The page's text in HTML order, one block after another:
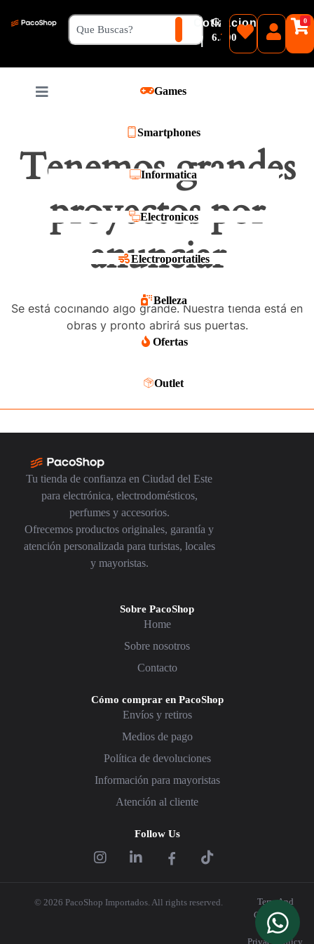
Cotizacion
|
₲
6.500Guaranies
0
Games
Smartphones
Informatica
Electronicos
Electroportatiles
Belleza
Ofertas
Outlet
Tenemos grandes
proyectos por
anunciar
Se está cocinando algo grande. Nuestra tienda está en
obras y pronto abrirá sus puertas.
Tu tienda de confianza en Ciudad del Este
para electrónica, electrodomésticos,
perfumes y accesorios.
Ofrecemos productos originales, garantía y
atención personalizada para turistas, locales
y mayoristas.
Sobre PacoShop
Home
Sobre nosotros
Contacto
Cómo comprar en PacoShop
Envíos y retiros
Medios de pago
Política de devoluciones
Información para mayoristas
Atención al cliente
Follow Us
© 2026 PacoShop Importados. All rights reserved.
Term And
Conditions
|
Privacy Policy